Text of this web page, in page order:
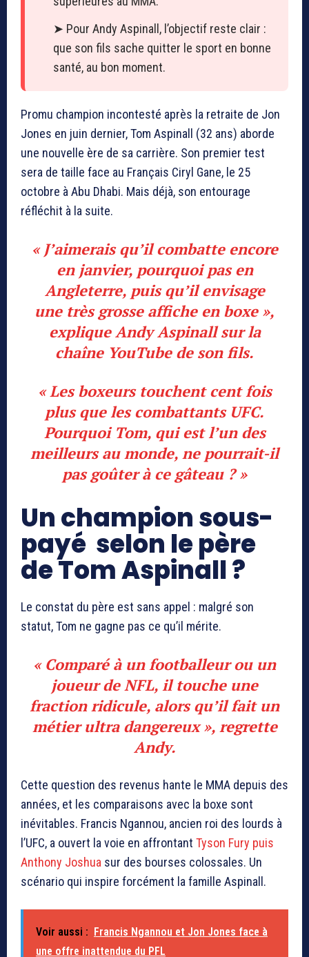
➤ Pour Andy Aspinall, l’objectif reste clair :
que son fils sache quitter le sport en bonne
santé, au bon moment.
Promu champion incontesté après la retraite de Jon
Jones en juin dernier, Tom Aspinall (32 ans) aborde
une nouvelle ère de sa carrière. Son premier test
sera de taille face au Français Ciryl Gane, le 25
octobre à Abu Dhabi. Mais déjà, son entourage
réfléchit à la suite.
« J’aimerais qu’il combatte encore
en janvier, pourquoi pas en
Angleterre, puis qu’il envisage
une très grosse affiche en boxe »,
explique Andy Aspinall sur la
chaîne YouTube de son fils.
« Les boxeurs touchent cent fois
plus que les combattants UFC.
Pourquoi Tom, qui est l’un des
meilleurs au monde, ne pourrait-il
pas goûter à ce gâteau ? »
Un champion sous-
payé selon le père
de Tom Aspinall ?
Le constat du père est sans appel : malgré son
statut, Tom ne gagne pas ce qu’il mérite.
« Comparé à un footballeur ou un
joueur de NFL, il touche une
fraction ridicule, alors qu’il fait un
métier ultra dangereux », regrette
Andy.
Cette question des revenus hante le MMA depuis des
années, et les comparaisons avec la boxe sont
inévitables. Francis Ngannou, ancien roi des lourds à
l’UFC, a ouvert la voie en affrontant Tyson Fury puis
Anthony Joshua sur des bourses colossales. Un
scénario qui inspire forcément la famille Aspinall.
Voir aussi :
Francis Ngannou et Jon Jones face à
une offre inattendue du PFL